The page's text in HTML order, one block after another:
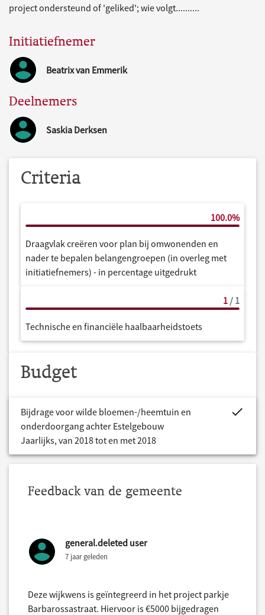
project ondersteund of 'geliked'; wie volgt..........
Initiatiefnemer
Beatrix van Emmerik
Deelnemers
Saskia Derksen
Criteria
100.0%
Draagvlak creëren voor plan bij omwonenden en
nader te bepalen belangengroepen (in overleg met
initiatiefnemers) - in percentage uitgedrukt
1 / 1
Technische en financiële haalbaarheidstoets
Budget
Bijdrage voor wilde bloemen-/heemtuin en
onderdoorgang achter Estelgebouw
Jaarlijks, van 2018 tot en met 2018
Feedback van de gemeente
general.deleted user
7 jaar geleden
Deze wijkwens is geïntegreerd in het project parkje
Barbarossastraat. Hiervoor is €5000 bijgedragen